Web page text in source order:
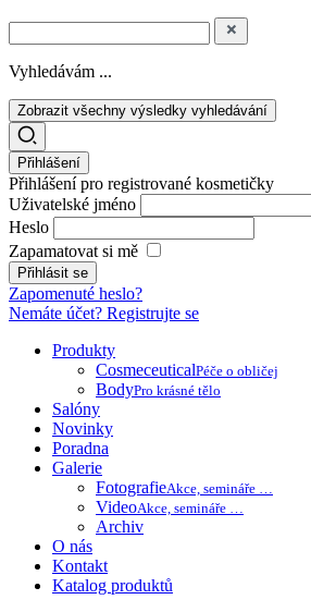
Vyhledávám ...
Zobrazit všechny výsledky vyhledávání
Přihlášení
Přihlášení pro registrované kosmetičky
Uživatelské jméno
Heslo
Zapamatovat si mě
Zapomenuté heslo?
Nemáte účet? Registrujte se
Produkty
CosmeceuticalPéče o obličej
BodyPro krásné tělo
Salóny
Novinky
Poradna
Galerie
FotografieAkce, semináře …
VideoAkce, semináře …
Archiv
O nás
Kontakt
Katalog produktů